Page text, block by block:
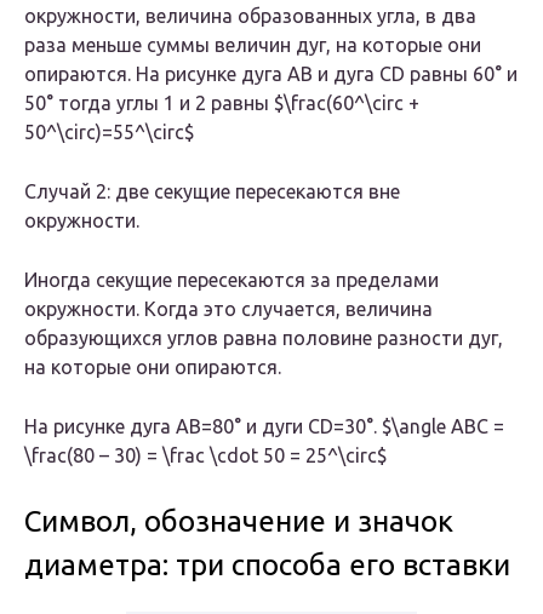
окружности, величина образованных угла, в два
раза меньше суммы величин дуг, на которые они
опираются. На рисунке дуга AB и дуга CD равны 60° и
50° тогда углы 1 и 2 равны $\frac(60^\circ +
50^\circ)=55^\circ$
Случай 2: две секущие пересекаются вне
окружности.
Иногда секущие пересекаются за пределами
окружности. Когда это случается, величина
образующихся углов равна половине разности дуг,
на которые они опираются.
На рисунке дуга AB=80° и дуги CD=30°. $\angle ABC =
\frac(80 – 30) = \frac \cdot 50 = 25^\circ$
Символ, обозначение и значок
диаметра: три способа его вставки